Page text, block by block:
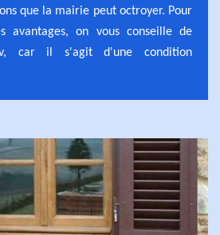
que la mairie peut octroyer. Pour
avantages, on vous conseille de
car il s'agit d'une condition